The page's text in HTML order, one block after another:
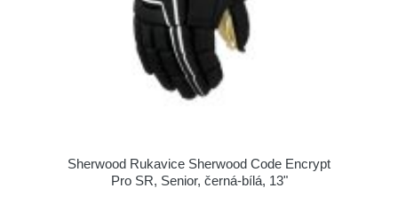
Sherwood Rukavice Sherwood Code Encrypt
Pro SR, Senior, černá-bílá, 13"